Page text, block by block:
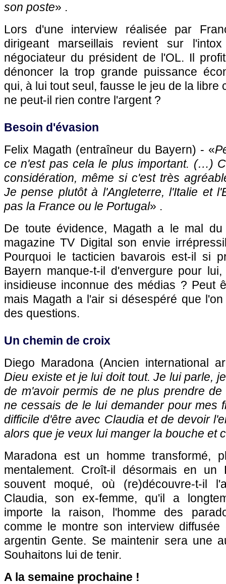
son poste» .
Lors d'une interview réalisée par
dirigeant marseillais revient sur
négociateur du président de l'OL. Il
dénoncer la trop grande puissance
qui, à lui tout seul, fausse le jeu de la libre
ne peut-il rien contre l'argent ?
Besoin d'évasion
Felix Magath (entraîneur du Bayern) - «
ce n'est pas cela le plus important. (…)
considération, même si c'est très
Je pense plutôt à l'Angleterre, l'Italie et
pas la France ou le Portugal» .
De toute évidence, Magath a le mal
magazine TV Digital son envie
Pourquoi le tacticien bavarois est-il si
Bayern manque-t-il d'envergure pour
insidieuse inconnue des médias ? Peut
mais Magath a l'air si désespéré que
des questions.
Un chemin de croix
Diego Maradona (Ancien international
Dieu existe et je lui doit tout. Je lui parle,
de m'avoir permis de ne plus prendre
ne cessais de le lui demander pour mes
difficile d'être avec Claudia et de devoir
alors que je veux lui manger la bouche et
Maradona est un homme transformé,
mentalement. Croît-il désormais en
souvent moqué, où (re)découvre-t-il
Claudia, son ex-femme, qu'il a
importe la raison, l'homme des
comme le montre son interview diffusée
argentin Gente. Se maintenir sera une
Souhaitons lui de tenir.
A la semaine prochaine !